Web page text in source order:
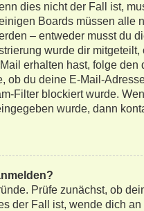
dies nicht der Fall ist,
Boards müssen alle
– entweder musst du
wurde dir
erhalten hast, folge den
ob du deine E-Mail-
Filter blockiert wurde.
wurde, dann
Prüfe zunächst, ob
der Fall ist, wende dich